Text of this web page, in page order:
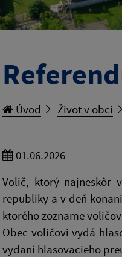
Úvod Život v obci
01.06.2026
Volič, ktorý najneskôr
republiky a v deň
ktorého zozname
Obec voličovi vydá
vydaní hlasovacieho